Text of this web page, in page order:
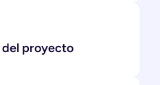
del proyecto